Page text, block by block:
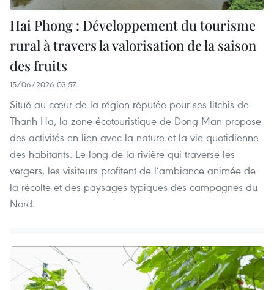
Hai Phong : Développement du tourisme
rural à travers la valorisation de la saison
des fruits
15/06/2026 03:57
Situé au cœur de la région réputée pour ses litchis de
Thanh Ha, la zone écotouristique de Dong Man propose
des activités en lien avec la nature et la vie quotidienne
des habitants. Le long de la rivière qui traverse les
vergers, les visiteurs profitent de l’ambiance animée de
la récolte et des paysages typiques des campagnes du
Nord.